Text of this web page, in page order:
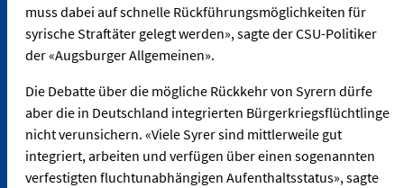
muss dabei auf schnelle Rückführungsmöglichkeiten für
syrische Straftäter gelegt werden», sagte der CSU-Politiker
der «Augsburger Allgemeinen».
Die Debatte über die mögliche Rückkehr von Syrern dürfe
aber die in Deutschland integrierten Bürgerkriegsflüchtlinge
nicht verunsichern. «Viele Syrer sind mittlerweile gut
integriert, arbeiten und verfügen über einen sogenannten
verfestigten fluchtunabhängigen Aufenthaltsstatus», sagte